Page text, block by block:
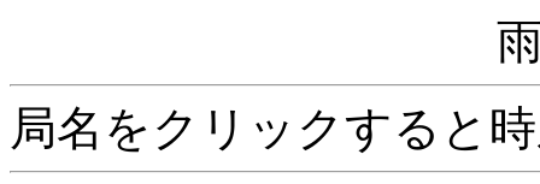
局名をクリックすると